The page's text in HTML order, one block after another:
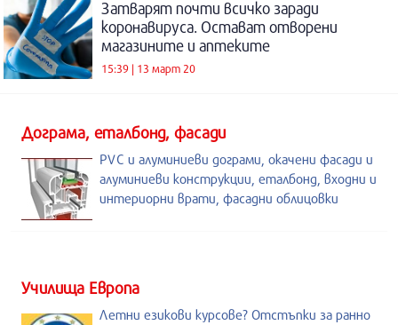
Затварят почти всичко заради
коронавируса. Остават отворени
магазините и аптеките
15:39 | 13 март 20
Дограма, еталбонд, фасади
PVC и алуминиеви дограми, окачени фасади и
алуминиеви конструкции, еталбонд, входни и
интериорни врати, фасадни облицовки
Училища Европа
Летни езикови курсове? Отстъпки за ранно